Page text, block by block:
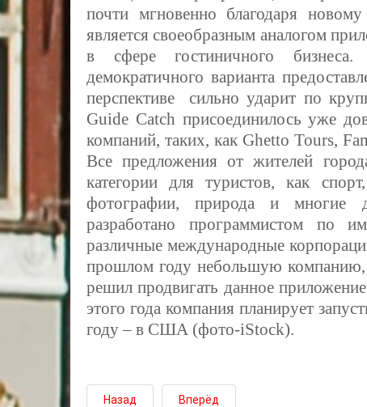
почти мгновенно благодаря
является своеобразным аналогом
в сфере гостиничного бизнеса.
демократичного варианта
перспективе сильно ударит по
Guide Catch присоединилось уже
компаний, таких, как Ghetto Tours,
Все предложения от жителей
категории для туристов, как
фотографии, природа и многие
разработано программистом по
различные международные
прошлом году небольшую компанию,
решил продвигать данное
этого года компания планирует
году – в США (фото-iStock).
Назад Вперёд